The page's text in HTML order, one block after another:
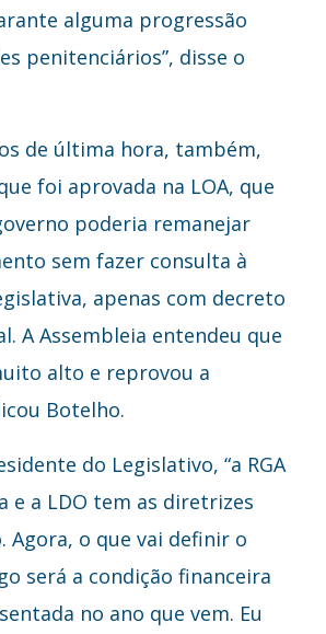
alguma progressão
penitenciários”, disse o
de última hora, também,
foi aprovada na LOA, que
poderia remanejar
sem fazer consulta à
apenas com decreto
A Assembleia entendeu que
alto e reprovou a
Botelho.
do Legislativo, “a RGA
e a LDO tem as diretrizes
Agora, o que vai definir o
será a condição financeira
no ano que vem. Eu